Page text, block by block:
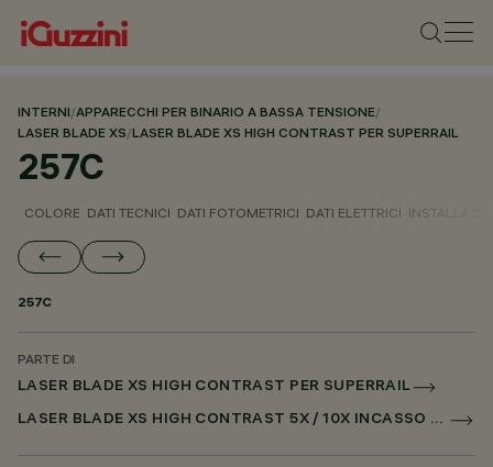
INTERNI/APPARECCHI PER BINARIO A BASSA TENSIONE/
LASER BLADE XS/LASER BLADE XS HIGH CONTRAST PER SUPERRAIL
257C
COLORE DATI TECNICI DATI FOTOMETRICI DATI ELETTRICI
257C
PARTE DI
LASER BLADE XS HIGH CONTRAST PER SUPERRAIL
LASER BLADE XS HIGH CONTRAST 5X / 10X INCASSO PER SUPERRAIL DALI POWERLINE